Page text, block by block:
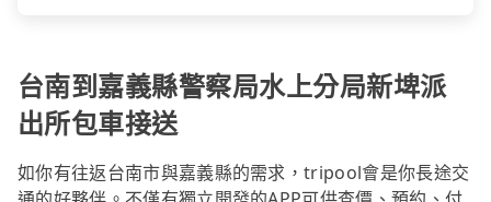
台南到嘉義縣警察局水上分局新埤派
出所包車接送
如你有往返台南市與嘉義縣的需求，tripool會是你長途交